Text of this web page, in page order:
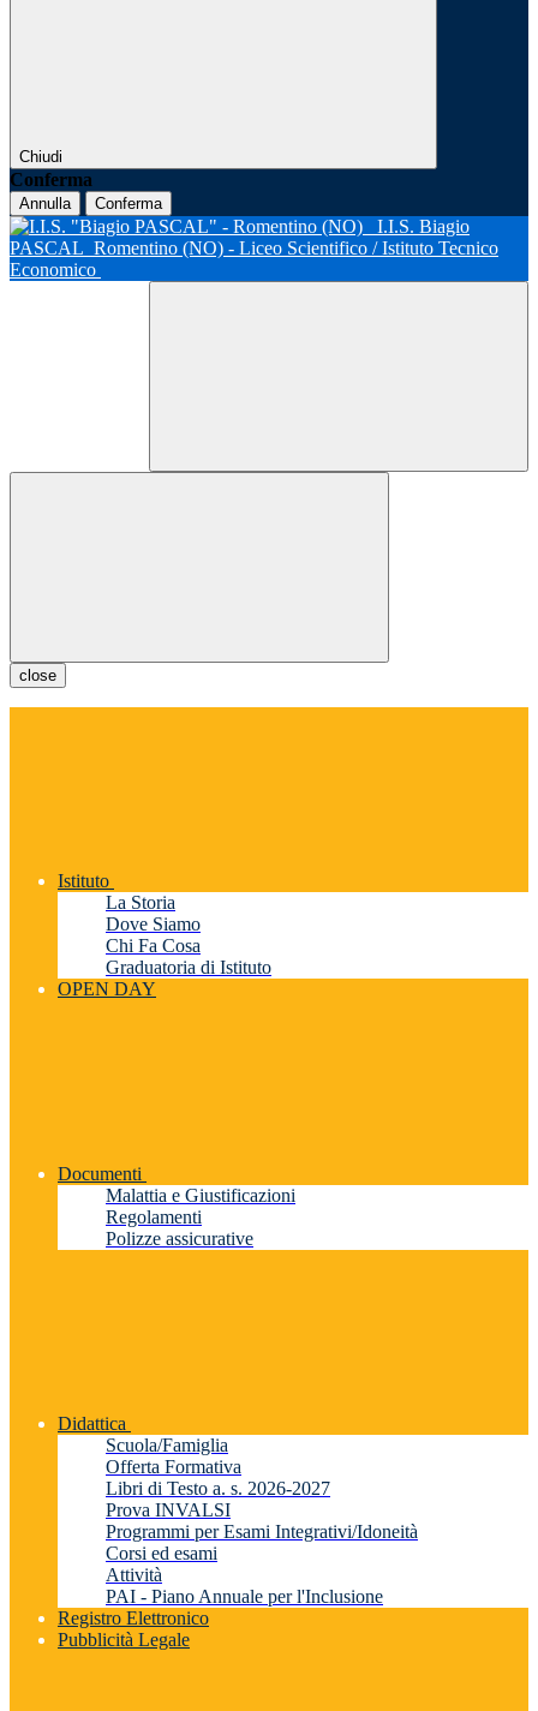
Chiudi
Conferma
Annulla Conferma
I.I.S. Biagio
PASCAL Romentino (NO) - Liceo Scientifico / Istituto Tecnico
Economico
close
Istituto
La Storia
Dove Siamo
Chi Fa Cosa
Graduatoria di Istituto
OPEN DAY
Documenti
Malattia e Giustificazioni
Regolamenti
Polizze assicurative
Didattica
Scuola/Famiglia
Offerta Formativa
Libri di Testo a. s. 2026-2027
Prova INVALSI
Programmi per Esami Integrativi/Idoneità
Corsi ed esami
Attività
PAI - Piano Annuale per l'Inclusione
Registro Elettronico
Pubblicità Legale